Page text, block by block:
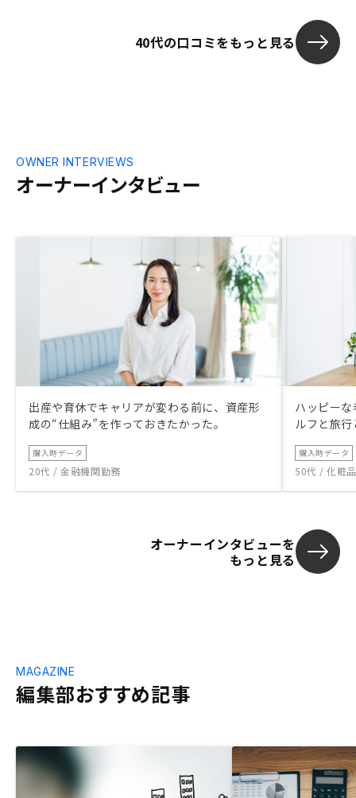
クに対して対
からの安心感
のが一番良い
40代の口コミをもっと見る
オーナーインタビュー
OWNER INTERVIEWS
出産や育休でキャリアが変わる前に、資産形
成の“仕組み”を作っておきたかった。
購入時データ
20代 / 金融機関勤務
ハッピー
ルフと旅
購入時データ
50代 / 化粧
オーナーインタビューを
もっと見る
編集部おすすめ記事
MAGAZINE